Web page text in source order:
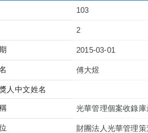
103
2
2015-03-01
傅大煜
人中文姓名
光華管理個案收錄
財團法人光華管理